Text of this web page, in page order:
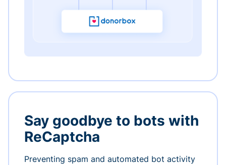
Say goodbye to bots with
ReCaptcha
Preventing spam and automated bot activity